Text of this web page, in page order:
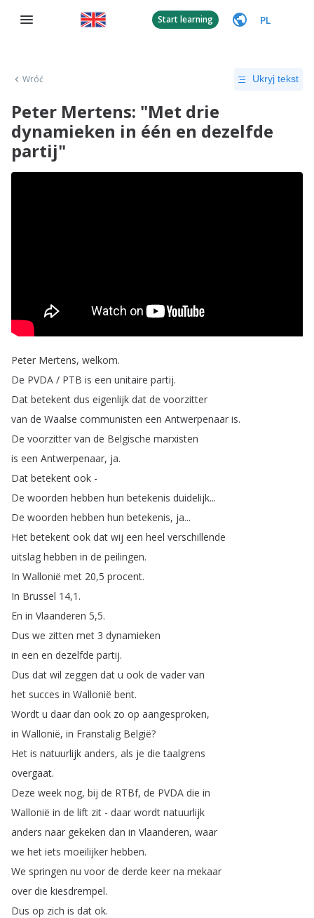
Start learning PL
Wróć Ukryj tekst
Peter Mertens: "Met drie
dynamieken in één en dezelfde
partij"
Peter Mertens, welkom.
De PVDA / PTB is een unitaire partij.
Dat betekent dus eigenlijk dat de voorzitter
van de Waalse communisten een Antwerpenaar is.
De voorzitter van de Belgische marxisten
is een Antwerpenaar, ja.
Dat betekent ook -
De woorden hebben hun betekenis duidelijk...
De woorden hebben hun betekenis, ja...
Het betekent ook dat wij een heel verschillende
uitslag hebben in de peilingen.
In Wallonië met 20,5 procent.
In Brussel 14,1.
En in Vlaanderen 5,5.
Dus we zitten met 3 dynamieken
in een en dezelfde partij.
Dus dat wil zeggen dat u ook de vader van
het succes in Wallonië bent.
Wordt u daar dan ook zo op aangesproken,
in Wallonië, in Franstalig België?
Het is natuurlijk anders, als je die taalgrens
overgaat.
Deze week nog, bij de RTBf, de PVDA die in
Wallonië in de lift zit - daar wordt natuurlijk
anders naar gekeken dan in Vlaanderen, waar
we het iets moeilijker hebben.
We springen nu voor de derde keer na mekaar
over die kiesdrempel.
Dus op zich is dat ok.